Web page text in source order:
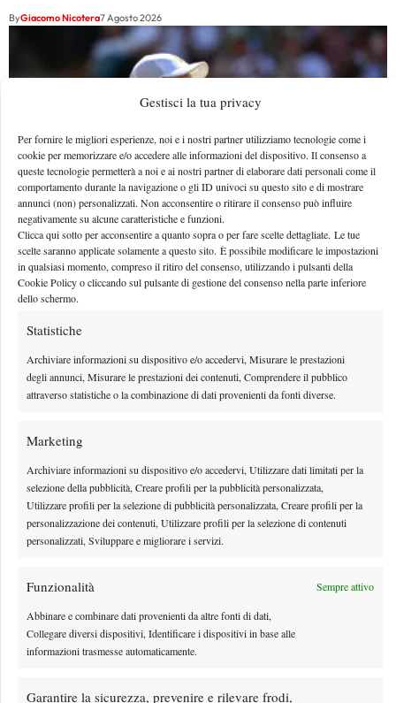
Gestisci la tua privacy
Per fornire le migliori esperienze, noi e i nostri partner utilizziamo tecnologie come i
cookie per memorizzare e/o accedere alle informazioni del dispositivo. Il consenso a
queste tecnologie permetterà a noi e ai nostri partner di elaborare dati personali come il
comportamento durante la navigazione o gli ID univoci su questo sito e di mostrare
annunci (non) personalizzati. Non acconsentire o ritirare il consenso può influire
negativamente su alcune caratteristiche e funzioni.
Clicca qui sotto per acconsentire a quanto sopra o per fare scelte dettagliate. Le tue
scelte saranno applicate solamente a questo sito. È possibile modificare le impostazioni
in qualsiasi momento, compreso il ritiro del consenso, utilizzando i pulsanti della
Cookie Policy o cliccando sul pulsante di gestione del consenso nella parte inferiore
dello schermo.
Statistiche
Archiviare informazioni su dispositivo e/o accedervi, Misurare le prestazioni
degli annunci, Misurare le prestazioni dei contenuti, Comprendere il pubblico
attraverso statistiche o la combinazione di dati provenienti da fonti diverse.
Marketing
Archiviare informazioni su dispositivo e/o accedervi, Utilizzare dati limitati per la
selezione della pubblicità, Creare profili per la pubblicità personalizzata,
Utilizzare profili per la selezione di pubblicità personalizzata, Creare profili per la
personalizzazione dei contenuti, Utilizzare profili per la selezione di contenuti
personalizzati, Sviluppare e migliorare i servizi.
Funzionalità Sempre attivo
Abbinare e combinare dati provenienti da altre fonti di dati,
Collegare diversi dispositivi, Identificare i dispositivi in base alle
informazioni trasmesse automaticamente.
Garantire la sicurezza, prevenire e rilevare frodi,
ByGiacomo Nicotera7 Agosto 2026
Masters 1000 Cincinnati 2026: a che ora e dove
vedere il sorteggio del tabellone
Quando e dove vedere il sorteggio del main draw per il Masters 1000 di
Giacomo Nicotera 7 Agosto 2026
Rusedski sul futuro di Alcaraz: “Non giocherà lo US
Open, forse non lo vedremo più nel 2026”
cancellatosi anche dal '1000' di Cincinnati